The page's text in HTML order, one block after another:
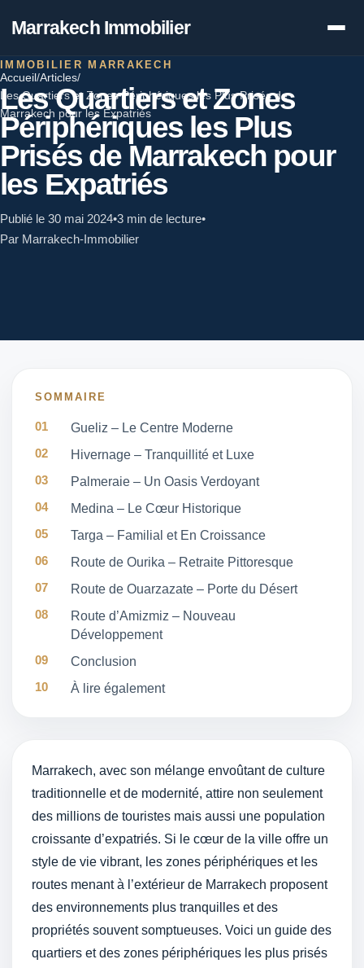
Marrakech Immobilier
Accueil /Articles/
Les Quartiers et Zones Périphériques les Plus Prisés de
Marrakech pour les Expatriés
IMMOBILIER MARRAKECH
Les Quartiers et Zones
Périphériques les Plus
Prisés de Marrakech pour
les Expatriés
Publié le 30 mai 2024•3 min de lecture•
Par Marrakech-Immobilier
SOMMAIRE
Gueliz – Le Centre Moderne
Hivernage – Tranquillité et Luxe
Palmeraie – Un Oasis Verdoyant
Medina – Le Cœur Historique
Targa – Familial et En Croissance
Route de Ourika – Retraite Pittoresque
Route de Ouarzazate – Porte du Désert
Route d’Amizmiz – Nouveau
Développement
Conclusion
À lire également
Marrakech, avec son mélange envoûtant de culture
traditionnelle et de modernité, attire non seulement
des millions de touristes mais aussi une population
croissante d’expatriés. Si le cœur de la ville offre un
style de vie vibrant, les zones périphériques et les
routes menant à l’extérieur de Marrakech proposent
des environnements plus tranquilles et des
propriétés souvent somptueuses. Voici un guide des
quartiers et des zones périphériques les plus prisés